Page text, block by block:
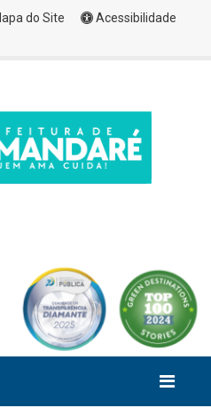
do Site
Acessibilidade